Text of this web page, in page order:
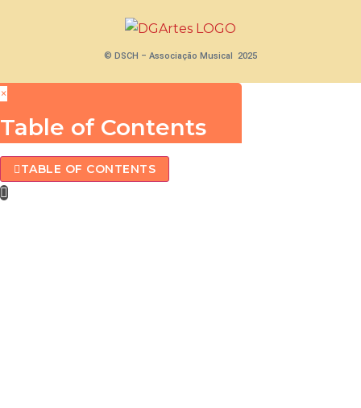
© DSCH – Associação Musical 2025
×
Table of Contents
TABLE OF CONTENTS